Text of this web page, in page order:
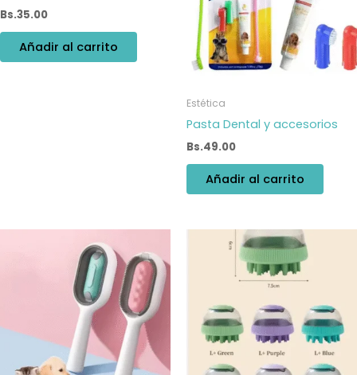
Bs.35.00
Añadir al carrito
Estética
Pasta Dental y accesorios
Bs.49.00
Añadir al carrito